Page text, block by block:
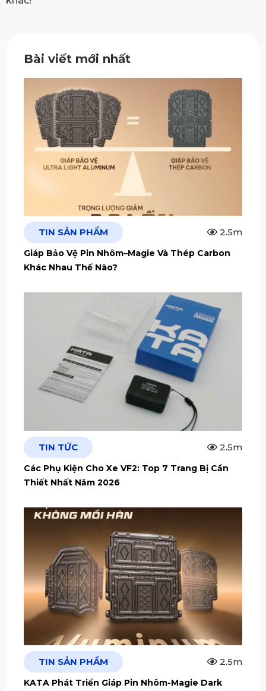
Bài viết mới nhất
TIN SẢN PHẨM 2.5m
Giáp Bảo Vệ Pin Nhôm–Magie Và Thép Carbon
Khác Nhau Thế Nào?
TIN TỨC 2.5m
Các Phụ Kiện Cho Xe VF2: Top 7 Trang Bị Cần
Thiết Nhất Năm 2026
TIN SẢN PHẨM 2.5m
KATA Phát Triển Giáp Pin Nhôm-Magie Dark